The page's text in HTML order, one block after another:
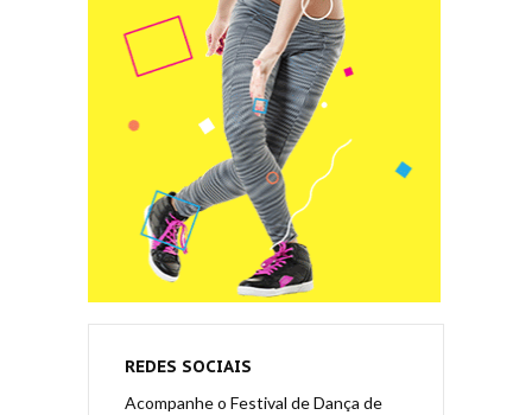
REDES SOCIAIS
Acompanhe o Festival de Dança de